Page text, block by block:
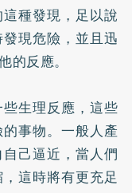
種發現，足以說
現危險，並且迅
的反應。
生理反應，這些
事物。一般人產
己逼近，當人們
這時將有更充足